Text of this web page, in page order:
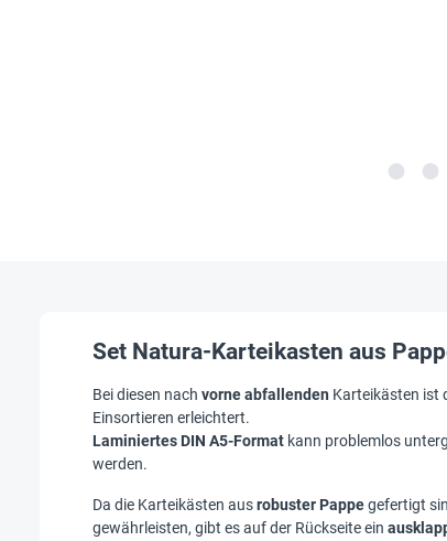
Set Natura-Karteikasten aus
Bei diesen nach vorne abfallenden Karteikästen ist
Einsortieren erleichtert.
Laminiertes DIN A5-Format kann problemlos
werden.
Da die Karteikästen ausrobuster Pappegefertigt
gewährleisten, gibt es auf der Rückseite ein